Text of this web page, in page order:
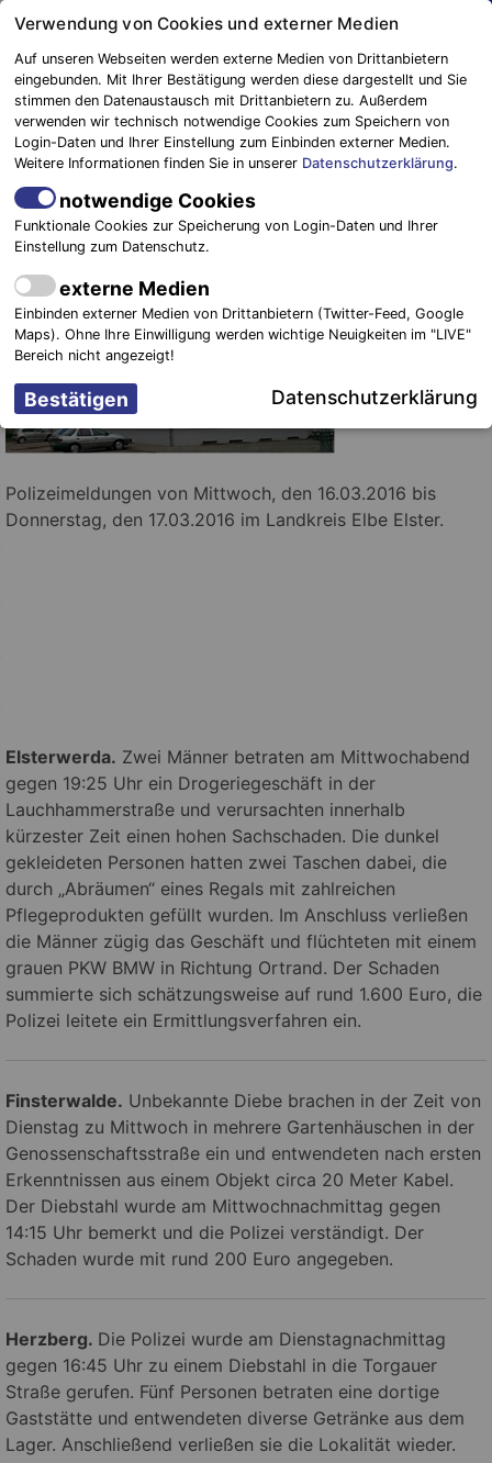
Springe
Inhalt
Blaulichtreport
Elbe-Elster
Polizeimeldungen von Mittwoch,
16.03.16 & Donnerstag, 17.03.16
17. März 2016 -Einsätze
Polizeimeldungen von Mittwoch, den 16.03.2016 bis
Donnerstag, den 17.03.2016 im Landkreis Elbe Elster.
Elsterwerda. Zwei Männer betraten am Mittwochabend
gegen 19:25 Uhr ein Drogeriegeschäft in der
Lauchhammerstraße und verursachten innerhalb
kürzester Zeit einen hohen Sachschaden. Die dunkel
gekleideten Personen hatten zwei Taschen dabei, die
durch „Abräumen“ eines Regals mit zahlreichen
Pflegeprodukten gefüllt wurden. Im Anschluss verließen
die Männer zügig das Geschäft und flüchteten mit einem
grauen PKW BMW in Richtung Ortrand. Der Schaden
summierte sich schätzungsweise auf rund 1.600 Euro, die
Polizei leitete ein Ermittlungsverfahren ein.
Finsterwalde. Unbekannte Diebe brachen in der Zeit von
Dienstag zu Mittwoch in mehrere Gartenhäuschen in der
Genossenschaftsstraße ein und entwendeten nach ersten
Erkenntnissen aus einem Objekt circa 20 Meter Kabel.
Der Diebstahl wurde am Mittwochnachmittag gegen
14:15 Uhr bemerkt und die Polizei verständigt. Der
Schaden wurde mit rund 200 Euro angegeben.
Herzberg. Die Polizei wurde am Dienstagnachmittag
gegen 16:45 Uhr zu einem Diebstahl in die Torgauer
Straße gerufen. Fünf Personen betraten eine dortige
Gaststätte und entwendeten diverse Getränke aus dem
Lager. Anschließend verließen sie die Lokalität wieder.
Verwendung von Cookies und externer Medien
Auf unseren Webseiten werden externe Medien von Drittanbietern
eingebunden. Mit Ihrer Bestätigung werden diese dargestellt und Sie
stimmen den Datenaustausch mit Drittanbietern zu. Außerdem
verwenden wir technisch notwendige Cookies zum Speichern von
Login-Daten und Ihrer Einstellung zum Einbinden externer Medien.
Weitere Informationen finden Sie in unserer Datenschutzerklärung.
notwendige Cookies
Funktionale Cookies zur Speicherung von Login-Daten und Ihrer
Einstellung zum Datenschutz.
externe Medien
Einbinden externer Medien von Drittanbietern (Twitter-Feed, Google
Maps). Ohne Ihre Einwilligung werden wichtige Neuigkeiten im "LIVE"
Bereich nicht angezeigt!
Datenschutzerklärung